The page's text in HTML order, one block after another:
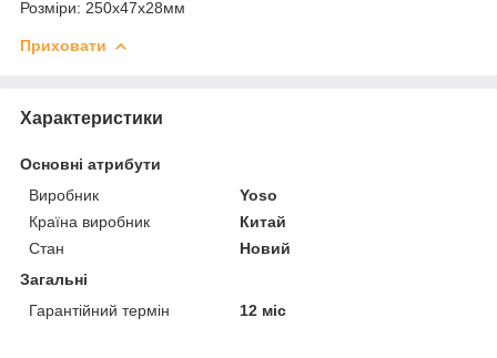
Розміри: 250х47x28мм
Приховати
Характеристики
Основні атрибути
Виробник
Yoso
Країна виробник
Китай
Стан
Новий
Загальні
Гарантійний термін
12 міс